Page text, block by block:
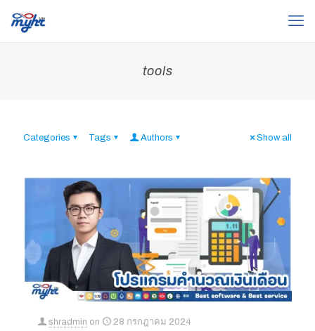
tools
Categories Tags Authors Show all
shradmin on
28 กรกฎาคม 2024